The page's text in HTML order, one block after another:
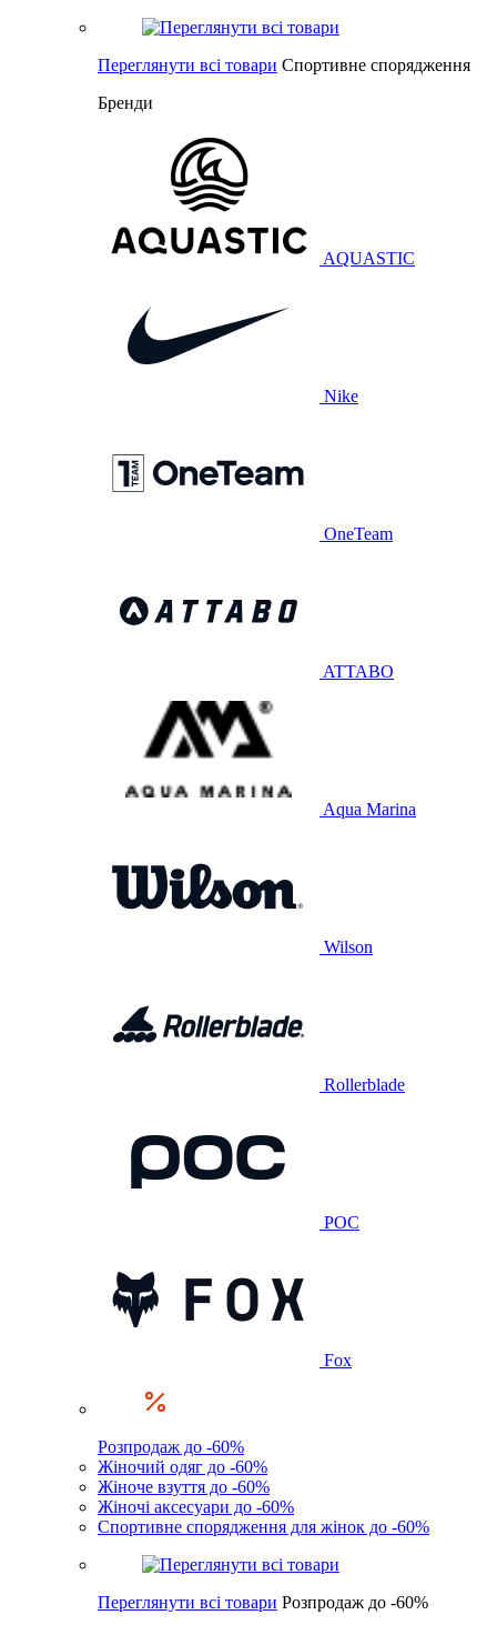
Переглянути всі товари Спортивне спорядження
Бренди
AQUASTIC
Nike
OneTeam
ATTABO
Aqua Marina
Wilson
Rollerblade
POC
Fox
Розпродаж до -60%
Жіночий одяг до -60%
Жіноче взуття до -60%
Жіночі аксесуари до -60%
Спортивне спорядження для жінок до -60%
Переглянути всі товари Розпродаж до -60%